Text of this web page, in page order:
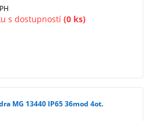
s dostupností (0 ks)
rozvodnice Kaedra MG 13440 IP65 36mod 4ot.